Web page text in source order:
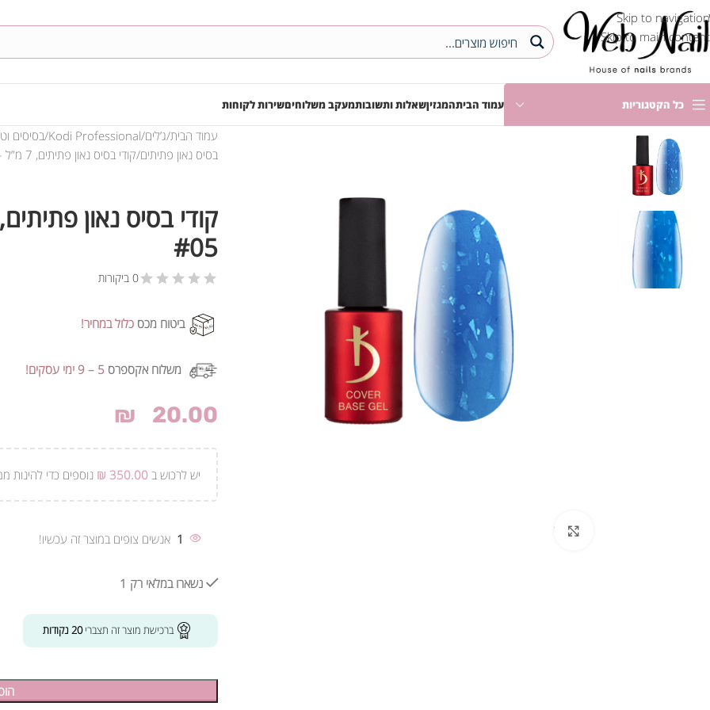
Skip to navigation
Skip to main content
כל הקטגוריות עמוד הביתהמגזיןשאלות ותשובותמעקב משלוחיםשירות לקוחות
עמוד הבית ג’לים Kodi Professional בסיסים
בסיס נאון פתיתים קודי בסיס נאון פתיתים, 7 מ”ל – #05
#05
0 ביקורות
ביטוח מכס כלול במחיר!
משלוח אקספרס 5 – 9 ימי עסקים!
₪ 20.00
יש לרכוש ב ₪ 350.00 נוספים כדי להינות
1 אנשים צופים במוצר זה עכשיו!
נשארו במלאי רק 1
ברכישת מוצר זה תצברי20 נקודות